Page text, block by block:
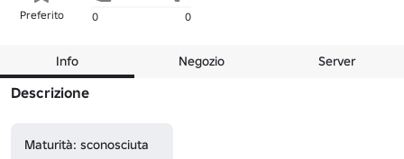
Preferito 0 0
Info Negozio Server
Descrizione
Maturità: sconosciuta